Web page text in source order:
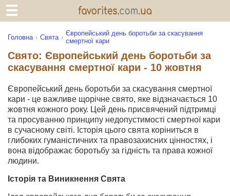
Головна Свята
Європейський день боротьби за скасування
смертної кари
Свято: Європейський день боротьби за
скасування смертної кари - 10 жовтня
Європейський день боротьби за скасування смертної
кари - це важливе щорічне свято, яке відзначається 10
жовтня кожного року. Цей день присвячений підтримці
та просуванню принципу недопустимості смертної кари
в сучасному світі. Історія цього свята коріниться в
глибоких гуманістичних та правозахисних цінностях, і
вона відображає боротьбу за гідність та права кожної
людини.
Історія та Виникнення Свята